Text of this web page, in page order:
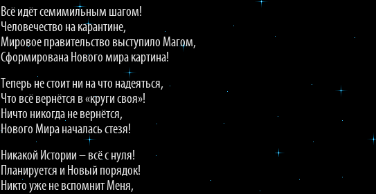
Всё идёт семимильным шагом!
Человечество на карантине,
Мировое правительство выступило Магом,
Сформирована Нового мира картина!
Теперь не стоит ни на что надеяться,
Что всё вернётся в «круги своя»!
Ничто никогда не вернётся,
Нового Мира началась стезя!
Никакой Истории – всё с нуля!
Планируется и Новый порядок!
Никто уже не вспомнит Меня,